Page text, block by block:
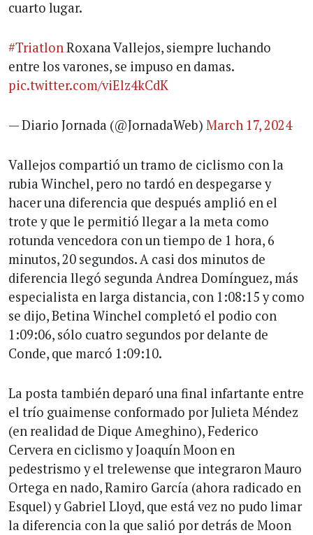
cuarto lugar.
#TriatlonRoxana Vallejos, siempre luchando
entre los varones, se impuso en damas.
pic.twitter.com/viElz4kCdK
— Diario Jornada (@JornadaWeb) March 17, 2024
Vallejos compartió un tramo de ciclismo con la
rubia Winchel, pero no tardó en despegarse y
hacer una diferencia que después amplió en el
trote y que le permitió llegar a la meta como
rotunda vencedora con un tiempo de 1 hora, 6
minutos, 20 segundos. A casi dos minutos de
diferencia llegó segunda Andrea Domínguez, más
especialista en larga distancia, con 1:08:15 y como
se dijo, Betina Winchel completó el podio con
1:09:06, sólo cuatro segundos por delante de
Conde, que marcó 1:09:10.
La posta también deparó una final infartante entre
el trío guaimense conformado por Julieta Méndez
(en realidad de Dique Ameghino), Federico
Cervera en ciclismo y Joaquín Moon en
pedestrismo y el trelewense que integraron Mauro
Ortega en nado, Ramiro García (ahora radicado en
Esquel) y Gabriel Lloyd, que está vez no pudo limar
la diferencia con la que salió por detrás de Moon